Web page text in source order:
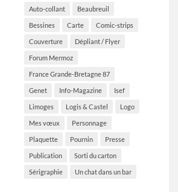
Auto-collant Beaubreuil
Bessines Carte Comic-strips
Couverture Dépliant / Flyer
Forum Mermoz
France Grande-Bretagne 87
Genet Info-Magazine Isef
Limoges Logis & Castel Logo
Mes vœux Personnage
Plaquette Pournin Presse
Publication Sorti du carton
Sérigraphie Un chat dans un bar